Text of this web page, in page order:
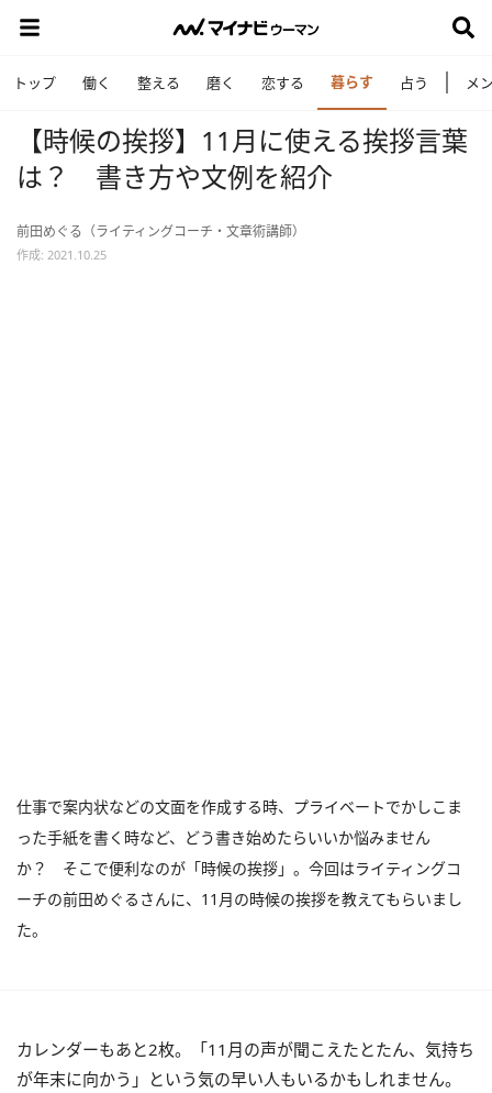
トップ 働く 整える 磨く 恋する 暮らす 占う メ
【時候の挨拶】11月に使える挨拶言葉
は？ 書き方や文例を紹介
前田めぐる（ライティングコーチ・文章術講師）
作成: 2021.10.25
仕事で案内状などの文面を作成する時、プライベートでかしこま
った手紙を書く時など、どう書き始めたらいいか悩みません
か？ そこで便利なのが「時候の挨拶」。今回はライティングコ
ーチの前田めぐるさんに、11月の時候の挨拶を教えてもらいまし
た。
カレンダーもあと2枚。「11月の声が聞こえたとたん、気持ち
が年末に向かう」という気の早い人もいるかもしれません。